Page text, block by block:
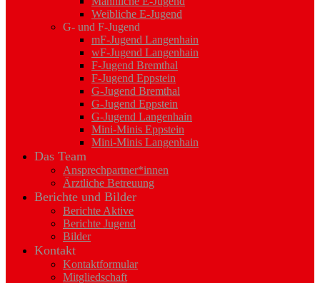
Weibliche E-Jugend
G- und F-Jugend
mF-Jugend Langenhain
wF-Jugend Langenhain
F-Jugend Bremthal
F-Jugend Eppstein
G-Jugend Bremthal
G-Jugend Eppstein
G-Jugend Langenhain
Mini-Minis Eppstein
Mini-Minis Langenhain
Das Team
Ansprechpartner*innen
Ärztliche Betreuung
Berichte und Bilder
Berichte Aktive
Berichte Jugend
Bilder
Kontakt
Kontaktformular
Mitgliedschaft